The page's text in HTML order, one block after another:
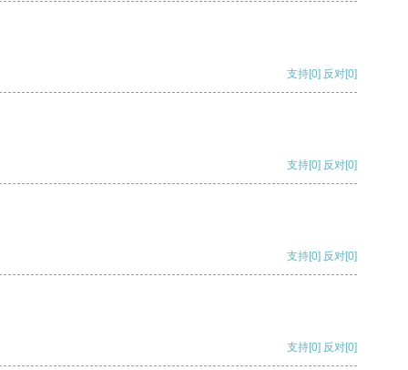
支持[0] 反对[0]
支持[0] 反对[0]
支持[0] 反对[0]
支持[0] 反对[0]